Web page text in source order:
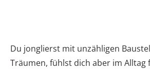
Du jonglierst mit unzähligen
Träumen, fühlst dich aber im Alltag